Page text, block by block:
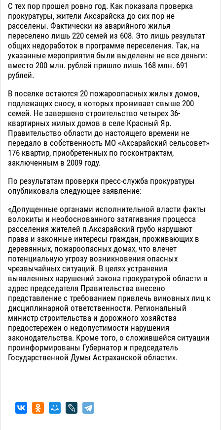
С тех пор прошел ровно год. Как показала проверка
прокуратуры, жители Аксарайска до сих пор не
расселены. Фактически из аварийного жилья
переселено лишь 220 семей из 608. Это лишь результат
общих недоработок в программе переселения. Так, на
указанные мероприятия были выделены не все деньги:
вместо 200 млн. рублей пришло лишь 168 млн. 691
рублей.
В поселке остаются 20 пожароопасных жилых домов,
подлежащих сносу, в которых проживает свыше 200
семей. Не завершено строительство четырех 36-
квартирных жилых домов в селе Красный Яр.
Правительство области до настоящего времени не
передало в собственность МО «Аксарайский сельсовет»
176 квартир, приобретенных по госконтрактам,
заключенным в 2009 году.
По результатам проверки пресс-служба прокуратуры
опубликовала следующее заявление:
«Допущенные органами исполнительной власти факты
волокиты и необоснованного затягивания процесса
расселения жителей п.Аксарайский грубо нарушают
права и законные интересы граждан, проживающих в
деревянных, пожароопасных домах, что влечет
потенциальную угрозу возникновения опасных
чрезвычайных ситуаций. В целях устранения
выявленных нарушений закона прокуратурой области в
адрес председателя Правительства внесено
представление с требованием привлечь виновных лиц к
дисциплинарной ответственности. Региональный
министр строительства и дорожного хозяйства
предостережен о недопустимости нарушения
законодательства. Кроме того, о сложившейся ситуации
проинформированы Губернатор и председатель
Государственной Думы Астраханской области».